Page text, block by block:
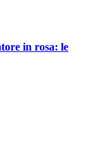
in rosa: le